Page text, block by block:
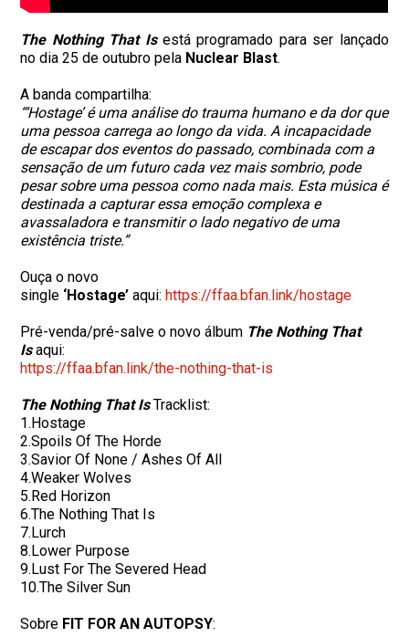
The Nothing That Isestá programado para ser lançado
no dia 25 de outubro pela Nuclear Blast.
A banda compartilha:
“‘Hostage’ é uma análise do trauma humano e da dor que
uma pessoa carrega ao longo da vida. A incapacidade
de escapar dos eventos do passado, combinada com a
sensação de um futuro cada vez mais sombrio, pode
pesar sobre uma pessoa como nada mais. Esta música é
destinada a capturar essa emoção complexa e
avassaladora e transmitir o lado negativo de uma
existência triste.”
Ouça o novo
single ‘Hostage’ aqui:https://ffaa.bfan.link/hostage
Pré-venda/pré-salve o novo álbum The Nothing That
Isaqui:
https://ffaa.bfan.link/the-nothing-that-is
The Nothing That IsTracklist:
1.Hostage
2.Spoils Of The Horde
3.Savior Of None / Ashes Of All
4.Weaker Wolves
5.Red Horizon
6.The Nothing That Is
7.Lurch
8.Lower Purpose
9.Lust For The Severed Head
10.The Silver Sun
Sobre FIT FOR AN AUTOPSY: